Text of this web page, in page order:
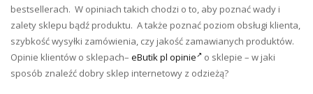
bestsellerach. W opiniach takich chodzi o to, aby poznać wady i
zalety sklepu bądź produktu. A także poznać poziom obsługi klienta,
szybkość wysyłki zamówienia, czy jakość zamawianych produktów.
Opinie klientów o sklepach– eButik pl opinie
o sklepie – w jaki
sposób znaleźć dobry sklep internetowy z odzieżą?